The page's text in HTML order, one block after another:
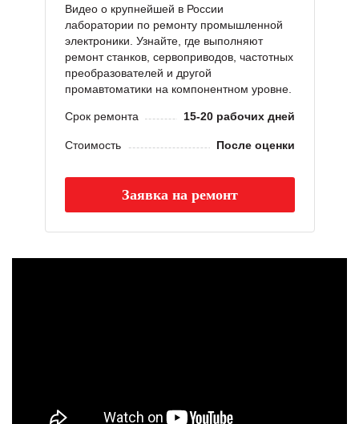
Видео о крупнейшей в России
лаборатории по ремонту промышленной
электроники. Узнайте, где выполняют
ремонт станков, сервоприводов, частотных
преобразователей и другой
промавтоматики на компонентном уровне.
Срок ремонта 15-20 рабочих дней
Стоимость После оценки
Заявка на ремонт